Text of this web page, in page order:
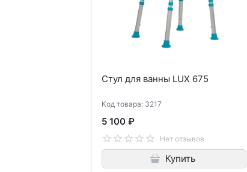
Стул для ванны LUX 675
Код товара: 3217
5 100 ₽
Нет отзывов
Купить